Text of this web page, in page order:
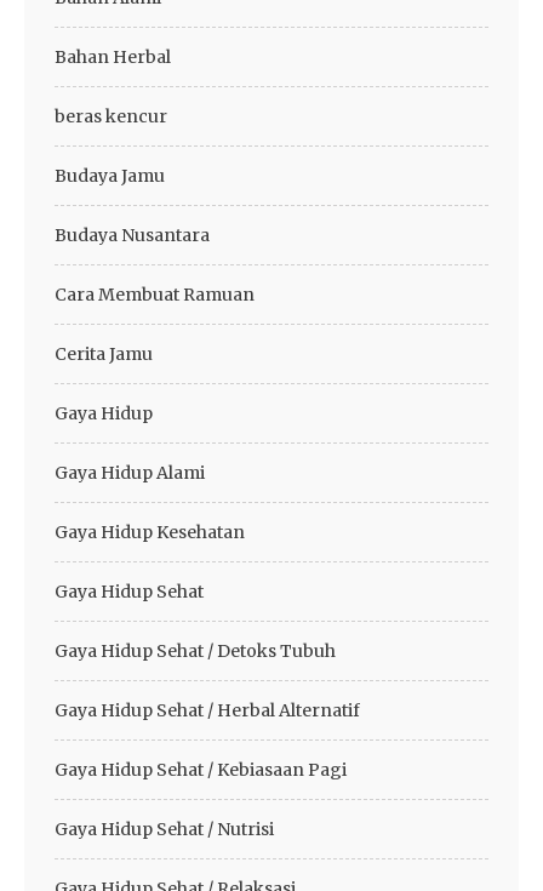
Bahan Herbal
beras kencur
Budaya Jamu
Budaya Nusantara
Cara Membuat Ramuan
Cerita Jamu
Gaya Hidup
Gaya Hidup Alami
Gaya Hidup Kesehatan
Gaya Hidup Sehat
Gaya Hidup Sehat / Detoks Tubuh
Gaya Hidup Sehat / Herbal Alternatif
Gaya Hidup Sehat / Kebiasaan Pagi
Gaya Hidup Sehat / Nutrisi